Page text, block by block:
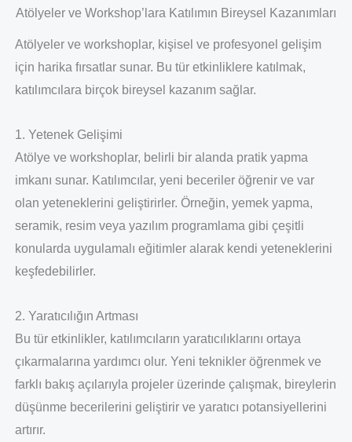
Atölyeler ve Workshop’lara Katılımın Bireysel Kazanımları
Atölyeler ve workshoplar, kişisel ve profesyonel gelişim
için harika fırsatlar sunar. Bu tür etkinliklere katılmak,
katılımcılara birçok bireysel kazanım sağlar.
1. Yetenek Gelişimi
Atölye ve workshoplar, belirli bir alanda pratik yapma
imkanı sunar. Katılımcılar, yeni beceriler öğrenir ve var
olan yeteneklerini geliştirirler. Örneğin, yemek yapma,
seramik, resim veya yazılım programlama gibi çeşitli
konularda uygulamalı eğitimler alarak kendi yeteneklerini
keşfedebilirler.
2. Yaratıcılığın Artması
Bu tür etkinlikler, katılımcıların yaratıcılıklarını ortaya
çıkarmalarına yardımcı olur. Yeni teknikler öğrenmek ve
farklı bakış açılarıyla projeler üzerinde çalışmak, bireylerin
düşünme becerilerini geliştirir ve yaratıcı potansiyellerini
artırır.